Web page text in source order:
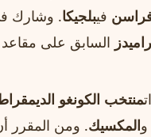
فيبلجيكا. وشارك في
السابق على مقاعد
منتخب الكونغو
والمكسيك. ومن المقرر